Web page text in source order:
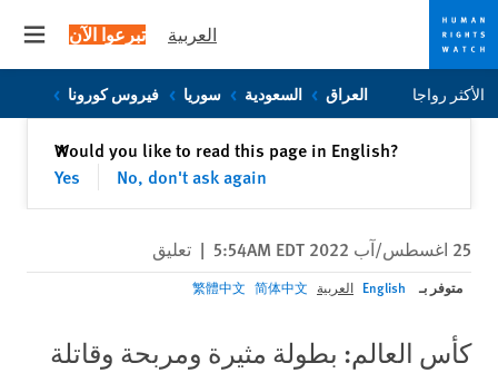
Skip
to
Skip
to
العربية تبرعوا الآن
الأكثر رواجا العراق السعودية سوريا فيروس كورونا
Would you like to read this page in English?
Yes
No, don't ask again
✕إغلاق
25 اغسطس/آب 2022 5:54AM EDT | تعليق
متوفر بـ English العربية 简体中文
繁體中文
كأس العالم: بطولة مثيرة ومربحة وقاتلة